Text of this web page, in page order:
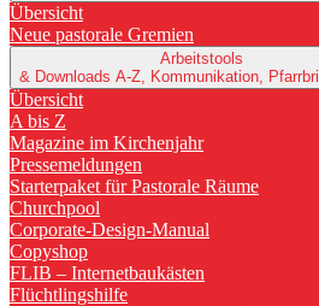
Übersicht
Neue pastorale Gremien
Arbeitstools
& Downloads A-Z, Kommunikation,
Übersicht
A bis Z
Magazine im Kirchenjahr
Pressemeldungen
Starterpaket für Pastorale Räume
Churchpool
Corporate-Design-Manual
Copyshop
FLIB – Internetbaukästen
Flüchtlingshilfe